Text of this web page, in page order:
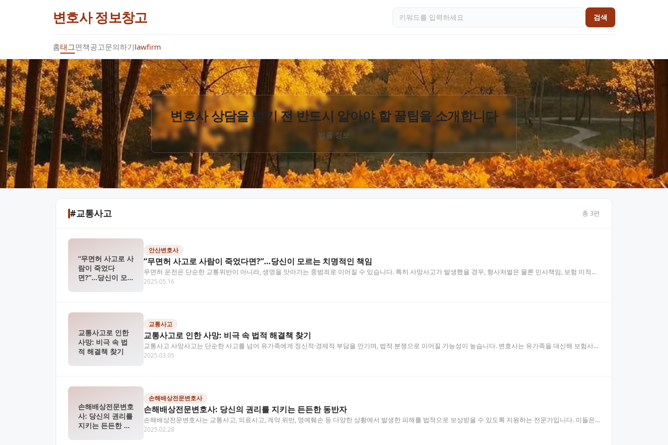
변호사 정보창고 검색
홈태그면책공고문의하기lawfirm
변호사 상담을 받기 전 반드시 알아야 할 꿀팁을 소개합니다
법률 정보
#교통사고 총 3편
“무면허 사고로 사
람이 죽었다
면?”…당신이 모
안산변호사
“무면허 사고로 사람이 죽었다면?”…당신이 모르는 치명적인 책임
무면허 운전은 단순한 교통위반이 아니라, 생명을 앗아가는 중범죄로 이어질 수 있습니다. 특히 사망사고가 발생했을 경우, 형사처벌은 물론 민사책임, 보험 미적용
등 복잡한 법률 문제…
2025.05.16
교통사고로 인한
사망: 비극 속 법
적 해결책 찾기
교통사고
교통사고로 인한 사망: 비극 속 법적 해결책 찾기
교통사고 사망사고는 단순한 사고를 넘어 유가족에게 정신적·경제적 부담을 안기며, 법적 분쟁으로 이어질 가능성이 높습니다. 변호사는 유가족을 대신해 보험사와
협상하거나 소송을 진행하…
2025.03.05
손해배상전문변호
사: 당신의 권리를
지키는 든든한 동
손해배상전문변호사
손해배상전문변호사: 당신의 권리를 지키는 든든한 동반자
손해배상전문변호사는 교통사고, 의료사고, 계약 위반, 명예훼손 등 다양한 상황에서 발생한 피해를 법적으로 보상받을 수 있도록 지원하는 전문가입니다. 이들은
복잡한 법률 절차를 대신…
2025.02.28